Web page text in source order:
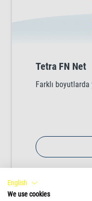
Tetra FN Net
Farklı
English
We use cookies